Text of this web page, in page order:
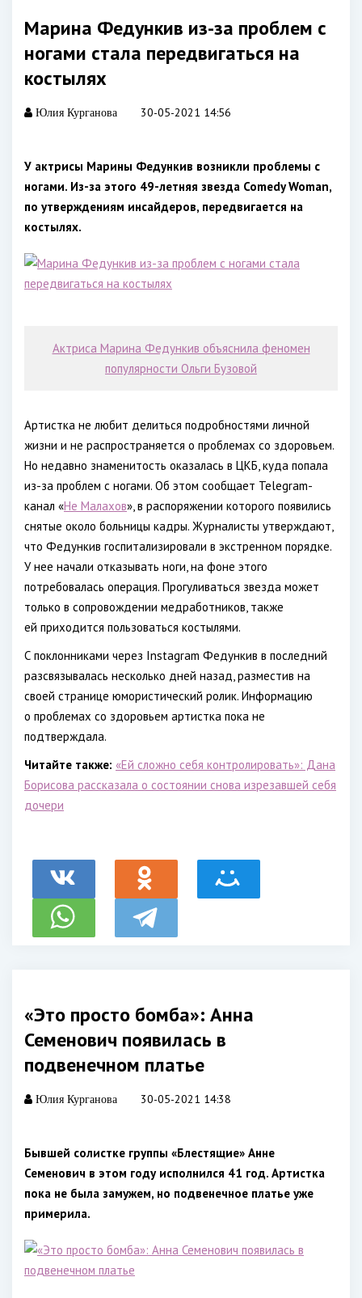
Марина Федункив из-за проблем с
ногами стала передвигаться на
костылях
Юлия Курганова 30-05-2021 14:56
У актрисы Марины Федункив возникли проблемы с
ногами. Из-за этого 49-летняя звезда Comedy Woman,
по утверждениям инсайдеров, передвигается на
костылях.
Актриса Марина Федункив объяснила феномен
популярности Ольги Бузовой
Артистка не любит делиться подробностями личной
жизни и не распространяется о проблемах со здоровьем.
Но недавно знаменитость оказалась в ЦКБ, куда попала
из-за проблем с ногами. Об этом сообщает Telegram-
канал «Не Малахов», в распоряжении которого появились
снятые около больницы кадры. Журналисты утверждают,
что Федункив госпитализировали в экстренном порядке.
У нее начали отказывать ноги, на фоне этого
потребовалась операция. Прогуливаться звезда может
только в сопровождении медработников, также
ей приходится пользоваться костылями.
С поклонниками через Instagram Федункив в последний
разсвязывалась несколько дней назад, разместив на
своей странице юмористический ролик. Информацию
о проблемах со здоровьем артистка пока не
подтверждала.
Читайте также: «Ей сложно себя контролировать»: Дана
Борисова рассказала о состоянии снова изрезавшей себя
дочери
«Это просто бомба»: Анна
Семенович появилась в
подвенечном платье
Юлия Курганова 30-05-2021 14:38
Бывшей солистке группы «Блестящие» Анне
Семенович в этом году исполнился 41 год. Артистка
пока не была замужем, но подвенечное платье уже
примерила.